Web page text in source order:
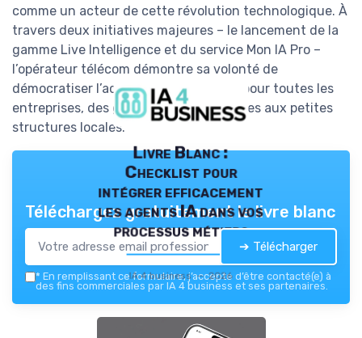
comme un acteur de cette révolution technologique. À
travers deux initiatives majeures – le lancement de la
gamme Live Intelligence et du service Mon IA Pro –
l’opérateur télécom démontre sa volonté de
démocratiser l’accès à l’IA générative pour toutes les
entreprises, des grandes multinationales aux petites
structures locales.
Livre Blanc :
Checklist pour
intégrer efficacement
les agents IA dans vos
processus métiers
IA 4 business — 2026
Téléchargez gratuitement le livre blanc
➔ Télécharger
* En remplissant ce formulaire, j’accepte d’être contacté(e) à
des fins commerciales par IA 4 business et ses partenaires.